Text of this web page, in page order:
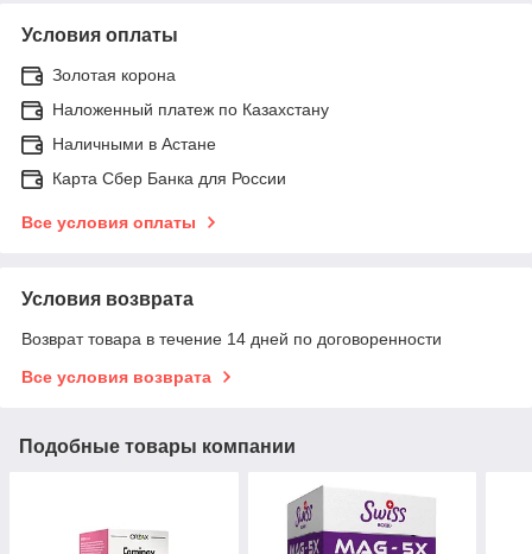
Условия оплаты
Золотая корона
Наложенный платеж по Казахстану
Наличными в Астане
Карта Сбер Банка для России
Все условия оплаты
Условия возврата
Возврат товара в течение 14 дней по договоренности
Все условия возврата
Подобные товары компании